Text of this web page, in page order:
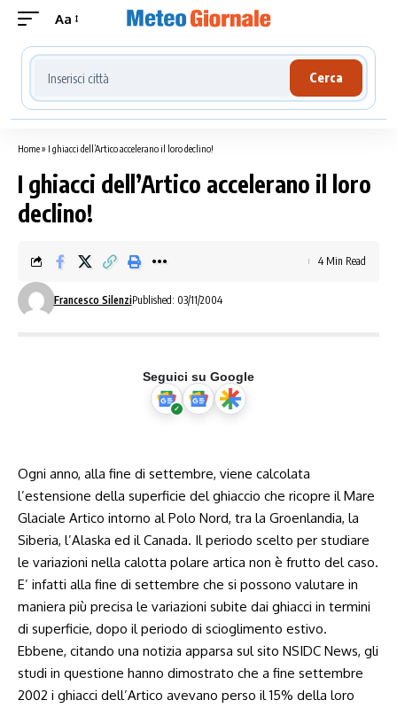
Aa
Cerca località meteo
Cerca
Home» I ghiacci dell’Artico accelerano il loro declino!
I ghiacci dell’Artico accelerano il loro
declino!
Francesco SilenziPublished: 03/11/2004
4 Min Read
Seguici su Google
Ogni anno, alla fine di settembre, viene calcolata
l’estensione della superficie del ghiaccio che ricopre il Mare
Glaciale Artico intorno al Polo Nord, tra la Groenlandia, la
Siberia, l’Alaska ed il Canada. Il periodo scelto per studiare
le variazioni nella calotta polare artica non è frutto del caso.
E’ infatti alla fine di settembre che si possono valutare in
maniera più precisa le variazioni subite dai ghiacci in termini
di superficie, dopo il periodo di scioglimento estivo.
Ebbene, citando una notizia apparsa sul sito NSIDC News, gli
studi in questione hanno dimostrato che a fine settembre
2002 i ghiacci dell’Artico avevano perso il 15% della loro